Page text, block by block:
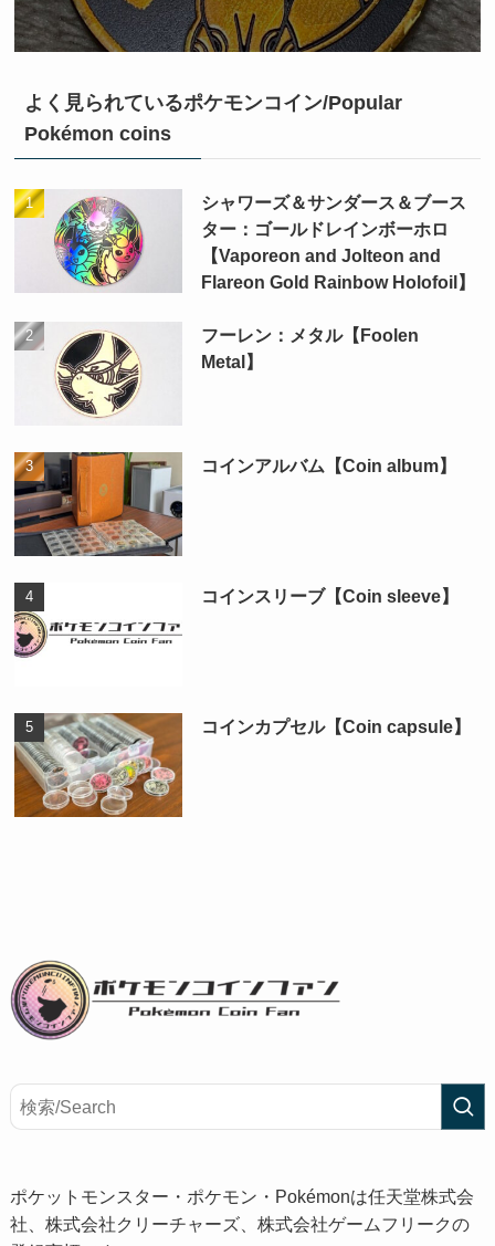
よく見られているポケモンコイン/Popular
Pokémon coins
シャワーズ＆サンダース＆ブース
ター：ゴールドレインボーホロ
【Vaporeon and Jolteon and
Flareon Gold Rainbow Holofoil】
フーレン：メタル【Foolen
Metal】
コインアルバム【Coin album】
コインスリーブ【Coin sleeve】
コインカプセル【Coin capsule】
ポケットモンスター・ポケモン・Pokémonは任天堂株式会
社、株式会社クリーチャーズ、株式会社ゲームフリークの